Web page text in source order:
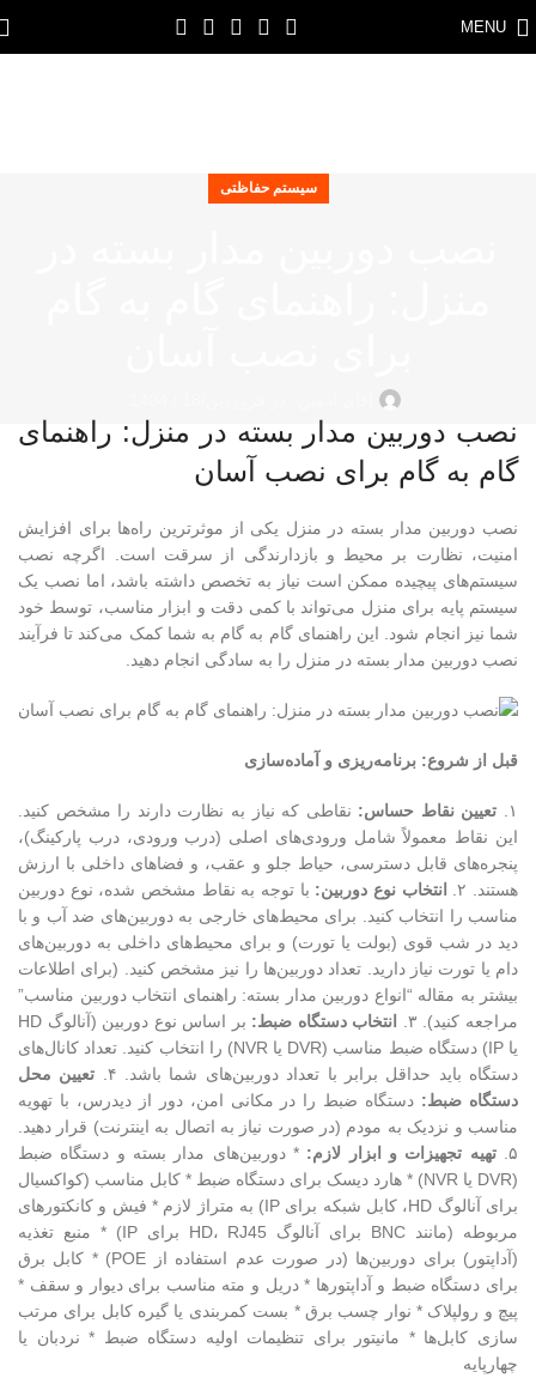
MENU
سیستم حفاظتی
نصب دوربین مدار بسته در منزل: راهنمای
گام به گام برای نصب آسان
نصب دوربین مدار بسته در منزل یکی از موثرترین راه‌ها برای افزایش
امنیت، نظارت بر محیط و بازدارندگی از سرقت است. اگرچه نصب
سیستم‌های پیچیده ممکن است نیاز به تخصص داشته باشد، اما نصب یک
سیستم پایه برای منزل می‌تواند با کمی دقت و ابزار مناسب، توسط خود
شما نیز انجام شود. این راهنمای گام به گام به شما کمک می‌کند تا فرآیند
نصب دوربین مدار بسته در منزل را به سادگی انجام دهید.
قبل از شروع: برنامه‌ریزی و آماده‌سازی
۱. تعیین نقاط حساس: نقاطی که نیاز به نظارت دارند را مشخص کنید.
این نقاط معمولاً شامل ورودی‌های اصلی (درب ورودی، درب پارکینگ)،
پنجره‌های قابل دسترسی، حیاط جلو و عقب، و فضاهای داخلی با ارزش
هستند. ۲.
انتخاب نوع دوربین: با توجه به نقاط مشخص شده، نوع دوربین
مناسب را انتخاب کنید. برای محیط‌های خارجی به دوربین‌های ضد آب و با
دید در شب قوی (بولت یا تورت) و برای محیط‌های داخلی به دوربین‌های
دام یا تورت نیاز دارید. تعداد دوربین‌ها را نیز مشخص کنید. (برای اطلاعات
بیشتر به مقاله “انواع دوربین مدار بسته: راهنمای انتخاب دوربین مناسب”
مراجعه کنید). ۳.
انتخاب دستگاه ضبط:
بر اساس نوع دوربین (آنالوگ HD
یا IP) دستگاه ضبط مناسب (DVR یا NVR) را انتخاب کنید. تعداد کانال‌های
دستگاه باید حداقل برابر با تعداد دوربین‌های شما باشد. ۴.
تعیین محل
دستگاه ضبط: دستگاه ضبط را در مکانی امن، دور از دیدرس، با تهویه
مناسب و نزدیک به مودم (در صورت نیاز به اتصال به اینترنت) قرار دهید.
۵.
تهیه تجهیزات و ابزار لازم: * دوربین‌های مدار بسته و دستگاه ضبط
(DVR یا NVR) * هارد دیسک برای دستگاه ضبط * کابل مناسب (کواکسیال
برای آنالوگ HD، کابل شبکه برای IP) به متراژ لازم * فیش و کانکتورهای
مربوطه (مانند BNC برای آنالوگ HD، RJ45 برای IP) * منبع تغذیه
(آداپتور) برای دوربین‌ها (در صورت عدم استفاده از POE) * کابل برق
برای دستگاه ضبط و آداپتورها * دریل و مته مناسب برای دیوار و سقف *
پیچ و رولپلاک * نوار چسب برق * بست کمربندی یا گیره کابل برای مرتب
سازی کابل‌ها * مانیتور برای تنظیمات اولیه دستگاه ضبط * نردبان یا
چهارپایه